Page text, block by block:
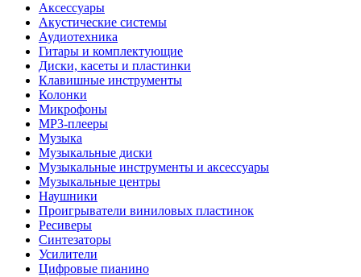
Аксессуары
Акустические системы
Аудиотехника
Гитары и комплектующие
Диски, касеты и пластинки
Клавишные инструменты
Колонки
Микрофоны
МР3-плееры
Музыка
Музыкальные диски
Музыкальные инструменты и аксессуары
Музыкальные центры
Наушники
Проигрыватели виниловых пластинок
Ресиверы
Синтезаторы
Усилители
Цифровые пианино